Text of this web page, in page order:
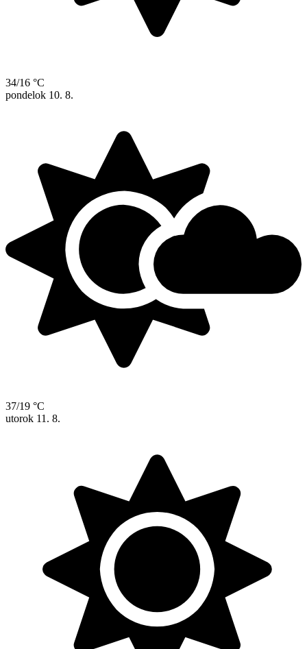
34/16 °C
pondelok 10. 8.
37/19 °C
utorok 11. 8.